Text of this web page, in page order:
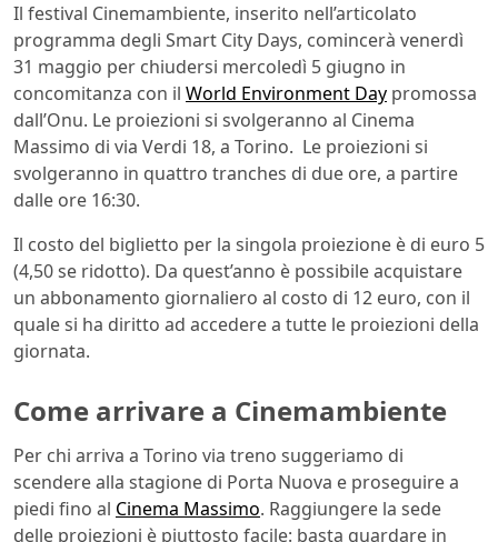
Il festival Cinemambiente, inserito nell’articolato
programma degli Smart City Days, comincerà venerdì
31 maggio per chiudersi mercoledì 5 giugno in
concomitanza con il World Environment Day promossa
dall’Onu. Le proiezioni si svolgeranno al Cinema
Massimo di via Verdi 18, a Torino. Le proiezioni si
svolgeranno in quattro tranches di due ore, a partire
dalle ore 16:30.
Il costo del biglietto per la singola proiezione è di euro 5
(4,50 se ridotto). Da quest’anno è possibile acquistare
un abbonamento giornaliero al costo di 12 euro, con il
quale si ha diritto ad accedere a tutte le proiezioni della
giornata.
Come arrivare a Cinemambiente
Per chi arriva a Torino via treno suggeriamo di
scendere alla stagione di Porta Nuova e proseguire a
piedi fino al Cinema Massimo. Raggiungere la sede
delle proiezioni è piuttosto facile: basta guardare in